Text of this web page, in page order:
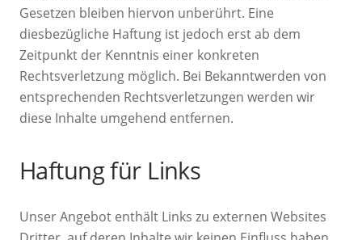
Gesetzen bleiben hiervon unberührt. Eine
diesbezügliche Haftung ist jedoch erst ab dem
Zeitpunkt der Kenntnis einer konkreten
Rechtsverletzung möglich. Bei Bekanntwerden von
entsprechenden Rechtsverletzungen werden wir
diese Inhalte umgehend entfernen.
Haftung für Links
Unser Angebot enthält Links zu externen Websites